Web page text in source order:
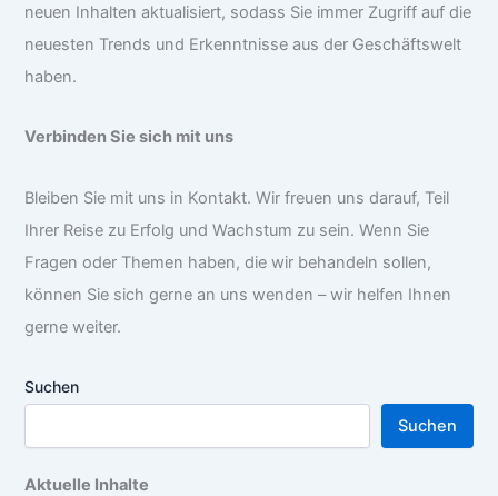
neuen Inhalten aktualisiert, sodass Sie immer Zugriff auf die
neuesten Trends und Erkenntnisse aus der Geschäftswelt
haben.
Verbinden Sie sich mit uns
Bleiben Sie mit uns in Kontakt. Wir freuen uns darauf, Teil
Ihrer Reise zu Erfolg und Wachstum zu sein. Wenn Sie
Fragen oder Themen haben, die wir behandeln sollen,
können Sie sich gerne an uns wenden – wir helfen Ihnen
gerne weiter.
Suchen
Suchen
Aktuelle Inhalte